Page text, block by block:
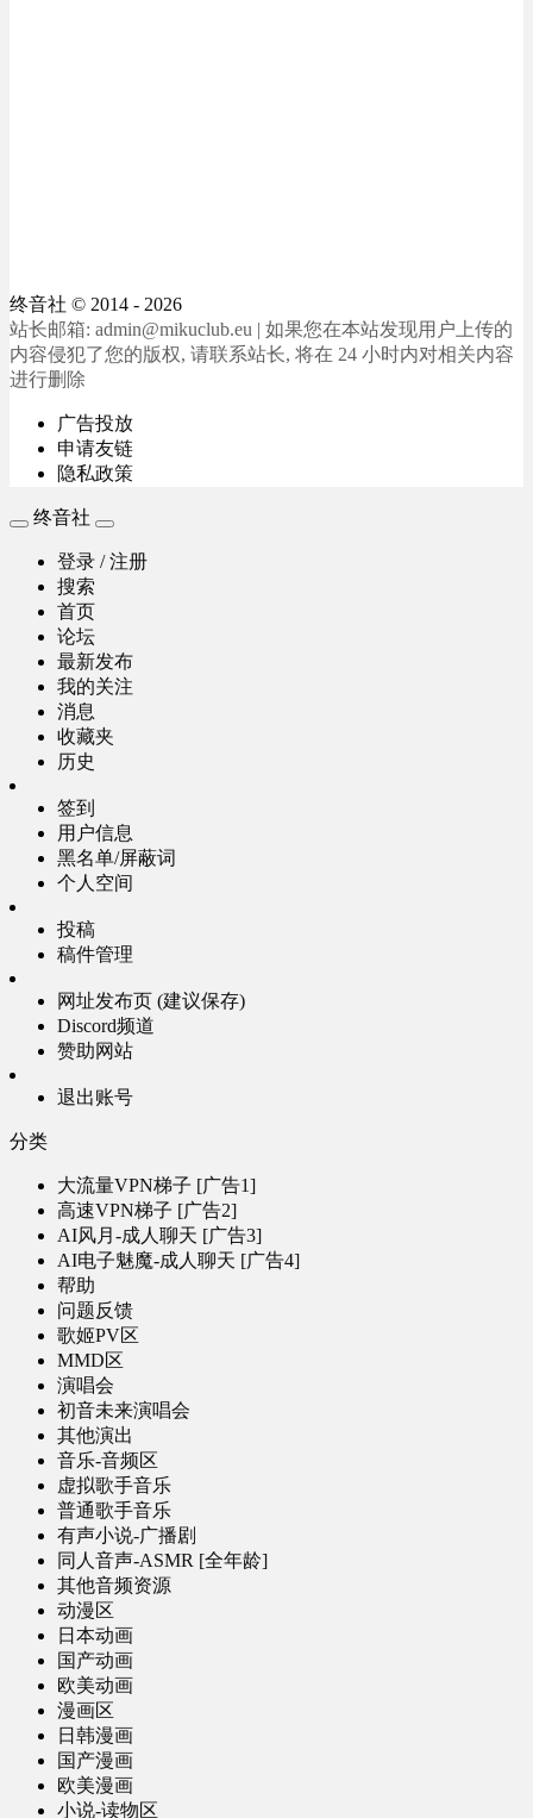
终音社 © 2014 - 2026
站长邮箱: admin@mikuclub.eu | 如果您在本站发现用户上传的
内容侵犯了您的版权, 请联系站长, 将在 24 小时内对相关内容
进行删除
广告投放
申请友链
隐私政策
终音社
登录 / 注册
搜索
首页
论坛
最新发布
我的关注
消息
收藏夹
历史
签到
用户信息
黑名单/屏蔽词
个人空间
投稿
稿件管理
网址发布页 (建议保存)
Discord频道
赞助网站
退出账号
分类
大流量VPN梯子 [广告1]
高速VPN梯子 [广告2]
AI风月-成人聊天 [广告3]
AI电子魅魔-成人聊天 [广告4]
帮助
问题反馈
歌姬PV区
MMD区
演唱会
初音未来演唱会
其他演出
音乐-音频区
虚拟歌手音乐
普通歌手音乐
有声小说-广播剧
同人音声-ASMR [全年龄]
其他音频资源
动漫区
日本动画
国产动画
欧美动画
漫画区
日韩漫画
国产漫画
欧美漫画
小说-读物区